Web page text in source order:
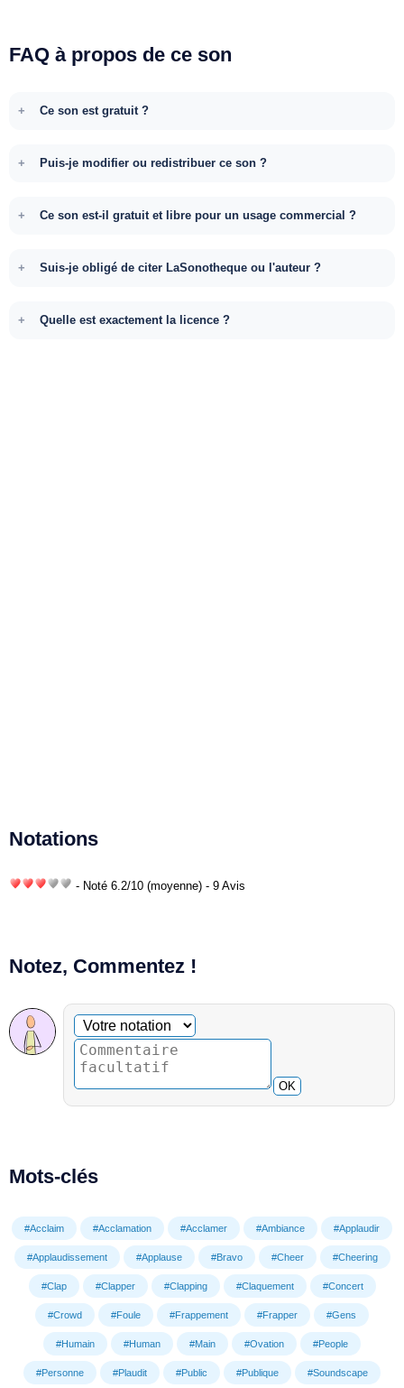
FAQ à propos de ce son
Ce son est gratuit ?
Puis-je modifier ou redistribuer ce son ?
Ce son est-il gratuit et libre pour un usage commercial ?
Suis-je obligé de citer LaSonotheque ou l'auteur ?
Quelle est exactement la licence ?
Notations
- Noté 6.2/10 (moyenne) - 9 Avis
Notez, Commentez !
Commentaire facultatif
Votre notation
OK
Mots-clés
#Acclaim #Acclamation #Acclamer #Ambiance #Applaudir
#Applaudissement #Applause #Bravo #Cheer #Cheering
#Clap #Clapper #Clapping #Claquement #Concert
#Crowd #Foule #Frappement #Frapper #Gens
#Humain #Human #Main #Ovation #People
#Personne #Plaudit #Public #Publique #Soundscape